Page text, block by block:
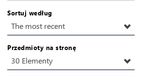
Sortuj według
The most recent
Przedmioty na stronę
30 Elementy